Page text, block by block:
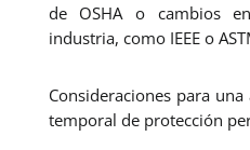
de OSHA o cambios
industria, como IEEE o
Consideraciones para
temporal de protección